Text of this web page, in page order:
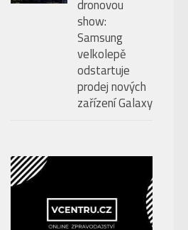
dronovou
show:
Samsung
velkolepě
odstartuje
prodej nových
zařízení Galaxy